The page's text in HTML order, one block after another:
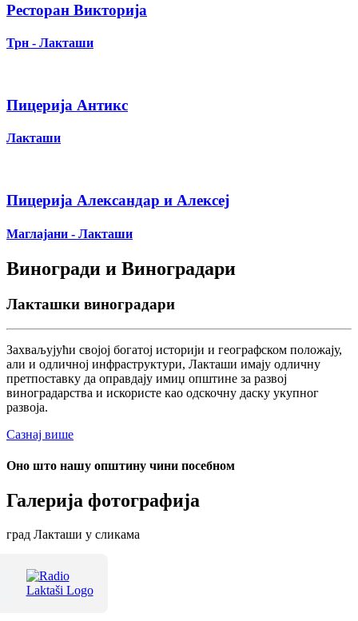
Ресторан Викторија
Трн - Лакташи
Пицерија Антикс
Лакташи
Пицерија Александар и Алексеј
Маглајани - Лакташи
Виногради и Виноградари
Лакташки виноградари
Захваљујући својој богатој историји и географском положају,
али и одличној инфраструктури, Лакташи имају одличну
претпоставку да оправдају имиџ општине за развој
виноградарства и искористе као одскочну даску укупног
развоја.
Сазнај више
Оно што нашу општину чини посебном
Галерија фотографија
град Лакташи у сликама
Терме Лакташи